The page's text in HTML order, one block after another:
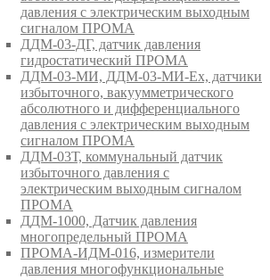
давления с электрическим выходным
сигналом ПРОМА
ДДМ-03-ДГ, датчик давления
гидростатический ПРОМА
ДДМ-03-МИ, ДДМ-03-МИ-Ех, датчики
избыточного, вакуумметрического
абсолютного и дифференциального
давления с электрическим выходным
сигналом ПРОМА
ДДМ-03Т, коммунальный датчик
избыточного давления с
электрическим выходным сигналом
ПРОМА
ДДМ-1000, Датчик давления
многопредельный ПРОМА
ПРОМА-ИДМ-016, измерители
давления многофункциональные